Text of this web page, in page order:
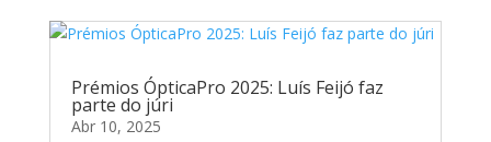
Prémios ÓpticaPro 2025: Luís Feijó faz
parte do júri
Abr 10, 2025